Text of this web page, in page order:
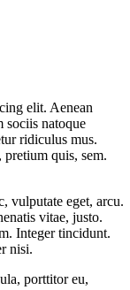
elit. Aenean
sociis natoque
ridiculus mus.
quis, sem.
vulputate eget, arcu.
vitae, justo.
Integer tincidunt.
nisi.
porttitor eu,